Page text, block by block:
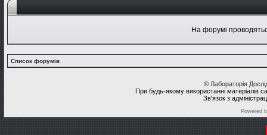
На форумі
Список форумів
© Лабораторія
При будь-якому використанні матеріалів
Зв'язок з
Powered